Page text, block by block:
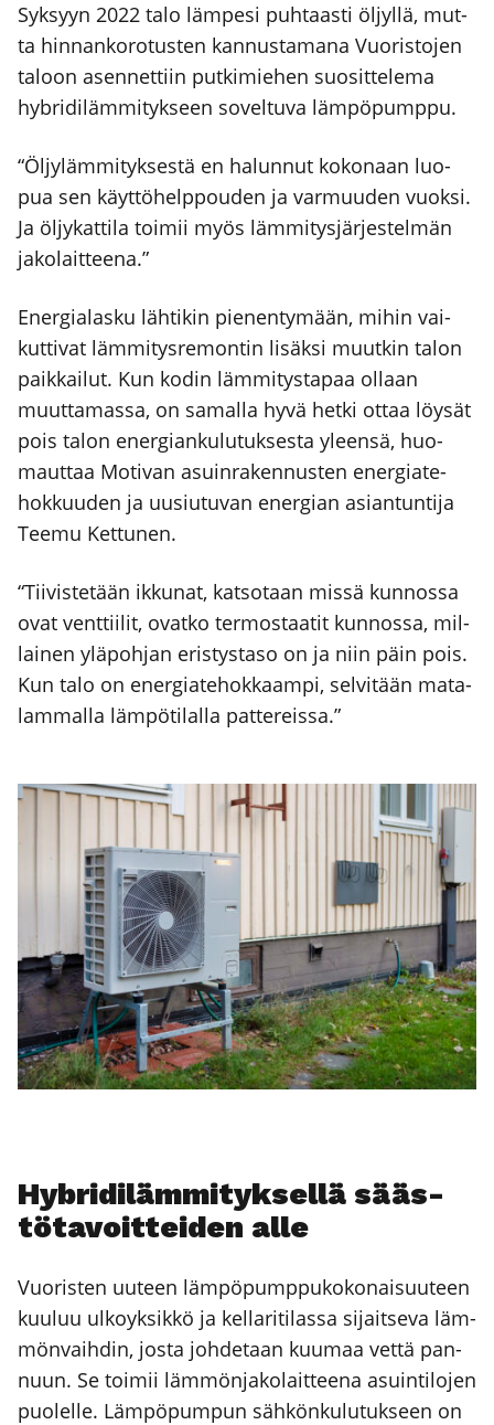
Syk­syyn 2022 talo läm­pe­si puh­taas­ti öljyl­lä, mut­
ta hin­nan­ko­ro­tus­ten kan­nus­ta­ma­na Vuo­ris­to­jen
taloon asen­net­tiin put­ki­mie­hen suo­sit­te­le­ma
hybri­di­läm­mi­tyk­seen sovel­tu­va läm­pö­pump­pu.
“Öljy­läm­mi­tyk­ses­tä en halun­nut koko­naan luo­
pua sen käyt­tö­help­pou­den ja var­muu­den vuok­si.
Ja öljy­kat­ti­la toi­mii myös läm­mi­tys­jär­jes­tel­män
jako­lait­tee­na.”
Ener­gia­las­ku läh­ti­kin pie­nen­ty­mään, mihin vai­
kut­ti­vat läm­mi­tys­re­mon­tin lisäk­si muut­kin talon
paik­kai­lut. Kun kodin läm­mi­tys­ta­paa ollaan
muut­ta­mas­sa, on samal­la hyvä het­ki ottaa löy­sät
pois talon ener­gian­ku­lu­tuk­ses­ta yleen­sä, huo­
maut­taa Moti­van asuin­ra­ken­nus­ten ener­gia­te­
hok­kuu­den ja uusiu­tu­van ener­gian asian­tun­ti­ja
Tee­mu Ket­tu­nen.
“Tii­vis­te­tään ikku­nat, kat­so­taan mis­sä kun­nos­sa
ovat vent­tii­lit, ovat­ko ter­mos­taa­tit kun­nos­sa, mil­
lai­nen ylä­poh­jan eris­tys­ta­so on ja niin päin pois.
Kun talo on ener­gia­te­hok­kaam­pi, sel­vi­tään mata­
lam­mal­la läm­pö­ti­lal­la pat­te­reis­sa.”
Hybri­di­läm­mi­tyk­sel­lä sääs­
tö­ta­voit­tei­den alle
Vuo­ris­ten uuteen läm­pö­pump­pu­ko­ko­nai­suu­teen
kuu­luu ulko­yk­sik­kö ja kel­la­ri­ti­las­sa sijait­se­va läm­
mön­vaih­din, jos­ta joh­de­taan kuu­maa vet­tä pan­
nuun. Se toi­mii läm­mön­ja­ko­lait­tee­na asuin­ti­lo­jen
puo­lel­le. Läm­pö­pum­pun säh­kön­ku­lu­tuk­seen on